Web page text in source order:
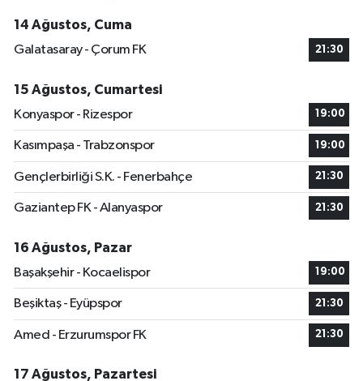
14 Ağustos, Cuma
Galatasaray - Çorum FK
21:30
15 Ağustos, Cumartesi
Konyaspor - Rizespor
19:00
Kasımpaşa - Trabzonspor 19:00
Gençlerbirliği S.K. - Fenerbahçe 21:30
Gaziantep FK - Alanyaspor 21:30
16 Ağustos, Pazar
Başakşehir - Kocaelispor
19:00
Beşiktaş - Eyüpspor 21:30
Amed - Erzurumspor FK 21:30
17 Ağustos, Pazartesi